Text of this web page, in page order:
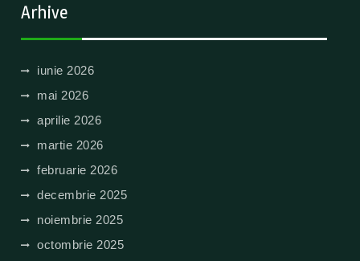
Arhive
iunie 2026
mai 2026
aprilie 2026
martie 2026
februarie 2026
decembrie 2025
noiembrie 2025
octombrie 2025